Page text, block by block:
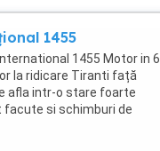
1455
1455 Motor in 6
la ridicare Tiranti față
afla intr-o stare foarte
facute si schimburi de